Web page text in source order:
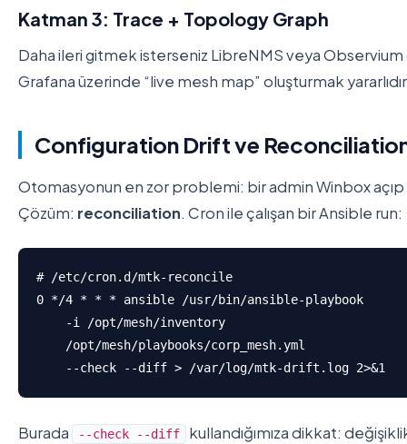
Katman 3: Trace + Topology Graph
Daha ileri gitmek isterseniz LibreNMS veya
Grafana üzerinde “live mesh map” oluşturmak
Configuration Drift ve
Otomasyonun en zor problemi: bir admin Winbox açıp
Çözüm: reconciliation. Cron ile çalışan bir Ansible run:
# /etc/cron.d/mtk-reconcile
0 */4 * * * ansible /usr/bin/ansible-playbook
    -i /opt/mesh/inventory
    /opt/mesh/playbooks/corp_mesh.yml
    --check --diff > /var/log/mtk-drift.log 2>&1
Burada --check --diff
kullandığımıza dikkat: